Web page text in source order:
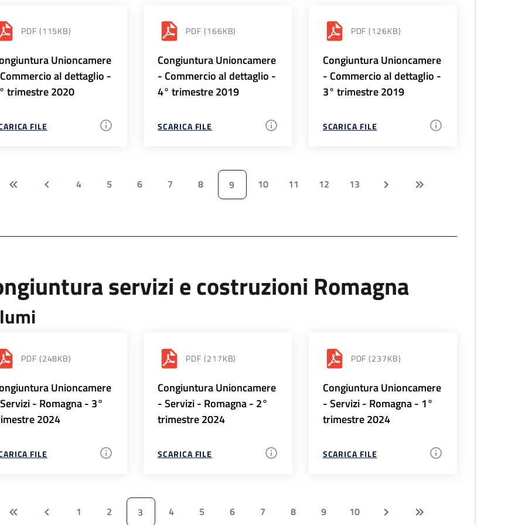
PDF (115KB)
Unioncamere
al dettaglio -
trimestre 2020
FILE
PDF (166KB)
Congiuntura Unioncamere
- Commercio al dettaglio -
4° trimestre 2019
SCARICA FILE
PDF (126KB)
Congiuntura Unioncamere
- Commercio al dettaglio -
3° trimestre 2019
SCARICA FILE
4 5 6 7 8 9 10 11 12 13
servizi e costruzioni Romagna
PDF (248KB)
Unioncamere
- Romagna - 3°
2024
FILE
PDF (217KB)
Congiuntura Unioncamere
- Servizi - Romagna - 2°
trimestre 2024
SCARICA FILE
PDF (237KB)
Congiuntura Unioncamere
- Servizi - Romagna - 1°
trimestre 2024
SCARICA FILE
1 2 3 4 5 6 7 8 9 10